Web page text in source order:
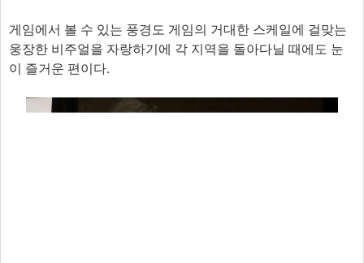
게임에서 볼 수 있는 풍경도 게임의 거대한 스케일에 걸맞는
웅장한 비주얼을 자랑하기에 각 지역을 돌아다닐 때에도 눈
이 즐거운 편이다.